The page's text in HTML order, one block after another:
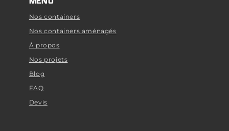
Nos containers
Nos containers aménagés
À propos
Nos projets
Blog
FAQ
Devis